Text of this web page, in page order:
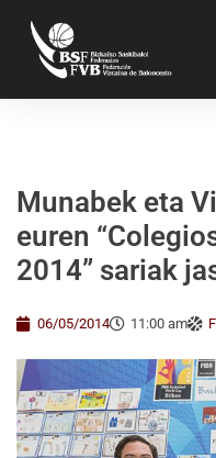
Munabek eta
euren
2014” sariak
06/05/2014 11:00 am